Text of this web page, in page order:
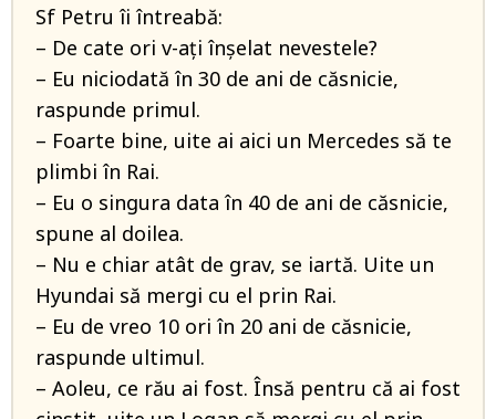
Sf Petru îi întreabă:
– De cate ori v-ați înșelat nevestele?
– Eu niciodată în 30 de ani de căsnicie,
raspunde primul.
– Foarte bine, uite ai aici un Mercedes să te
plimbi în Rai.
– Eu o singura data în 40 de ani de căsnicie,
spune al doilea.
– Nu e chiar atât de grav, se iartă. Uite un
Hyundai să mergi cu el prin Rai.
– Eu de vreo 10 ori în 20 ani de căsnicie,
raspunde ultimul.
– Aoleu, ce rău ai fost. Însă pentru că ai fost